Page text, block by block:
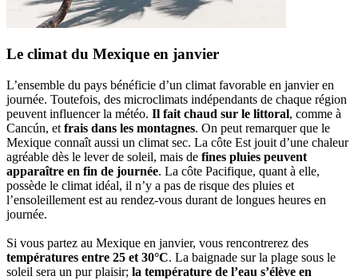
Le climat du Mexique en janvier
L’ensemble du pays bénéficie d’un climat favorable en janvier en
journée. Toutefois, des microclimats indépendants de chaque région
peuvent influencer la météo. Il fait chaud sur le littoral, comme à
Cancún, et frais dans les montagnes. On peut remarquer que le
Mexique connaît aussi un climat sec. La côte Est jouit d’une chaleur
agréable dès le lever de soleil, mais de fines pluies peuvent
apparaître en fin de journée. La côte Pacifique, quant à elle,
possède le climat idéal, il n’y a pas de risque des pluies et
l’ensoleillement est au rendez-vous durant de longues heures en
journée.
Si vous partez au Mexique en janvier, vous rencontrerez des
températures entre 25 et 30°C. La baignade sur la plage sous le
soleil sera un pur plaisir; la température de l’eau s’élève en